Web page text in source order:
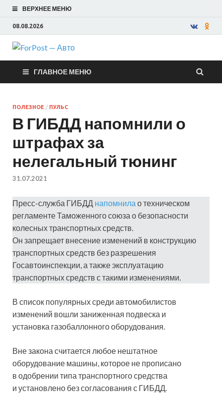
ВЕРХНЕЕ МЕНЮ
08.08.2026
ForPost —
Авто
ГЛАВНОЕ МЕНЮ
ПОЛЕЗНОЕ / ПУЛЬС
В ГИБДД напомнили о
штрафах за
нелегальный тюнинг
31.07.2021
Пресс-служба ГИБДД напомнила о техническом
регламенте Таможенного союза о безопасности
колесных транспортных средств.
Он запрещает внесение изменений в конструкцию
транспортных средств без разрешения
Госавтоинспекции, а также эксплуатацию
транспортных средств с такими изменениями.
В список популярных среди автомобилистов
изменений вошли заниженная подвеска и
установка газобаллонного оборудования.
Вне закона считается любое нештатное
оборудование машины, которое не прописано
в одобрении типа транспортного средства
и установлено без согласования с ГИБДД.